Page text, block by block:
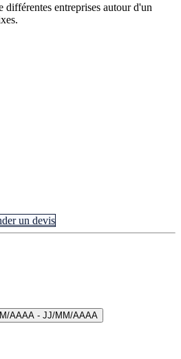
différentes entreprises autour d'un
un devis
AAAA - JJ/MM/AAAA